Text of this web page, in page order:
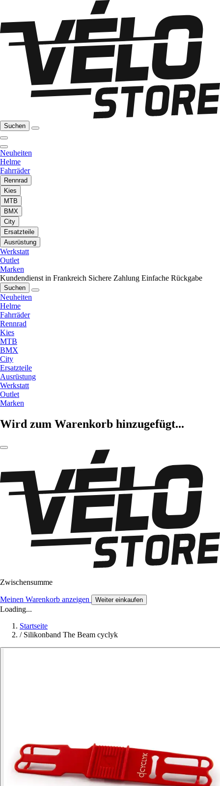
Suchen
Neuheiten
Helme
Fahrräder
Rennrad
Kies
MTB
BMX
City
Ersatzteile
Ausrüstung
Werkstatt
Outlet
Marken
Kundendienst in Frankreich Sichere Zahlung Einfache Rückgabe
Suchen
Neuheiten
Helme
Fahrräder
Rennrad
Kies
MTB
BMX
City
Ersatzteile
Ausrüstung
Werkstatt
Outlet
Marken
Wird zum Warenkorb hinzugefügt...
Zwischensumme
Meinen Warenkorb anzeigen Weiter einkaufen
Loading...
Startseite
/ Silikonband The Beam cyclyk